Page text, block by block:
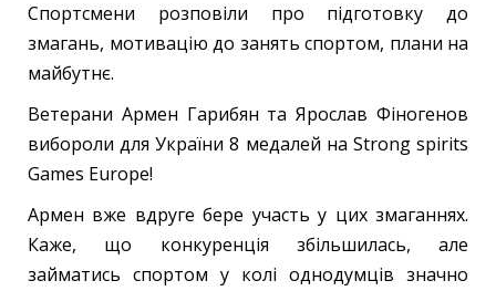
Спортсмени розповіли про підготовку до
змагань, мотивацію до занять спортом, плани на
майбутнє.
Ветерани Армен Гарибян та Ярослав Фіногенов
вибороли для України 8 медалей на Strong spirits
Games Europe!
Армен вже вдруге бере участь у цих змаганнях.
Каже, що конкуренція збільшилась, але
займатись спортом у колі однодумців значно